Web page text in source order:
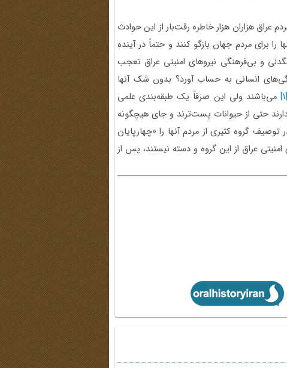
عراق هزاران هزار خاطره رقت‌بار از این حوادث
را برای مردم جهان بازگو کنند و حتماً در آینده
و بی‌فرهنگی نیروهای امنیتی عراق تعجب
انسانی به حساب آورد؟ بدون شک آنها
[1]
می‌باشند ولی این صرفاً یک طبقه‌بندی علمی
حتی از حیوانات پست‌ترند و جای هیچگونه
گروه کثیری از مردم آنها را «چهارپایان
عراق از این گروه و دسته نیستند، پس از